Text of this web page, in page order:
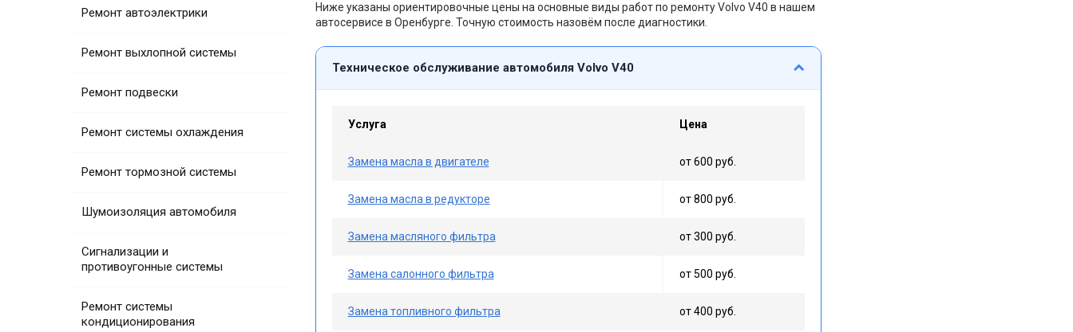
Ремонт автоэлектрики
Ремонт выхлопной системы
Ремонт подвески
Ремонт системы охлаждения
Ремонт тормозной системы
Шумоизоляция автомобиля
Сигнализации и
противоугонные системы
Ремонт системы
кондиционирования
Ниже указаны ориентировочные цены на основные виды работ по ремонту Volvo V40 в нашем
автосервисе в Оренбурге. Точную стоимость назовём после диагностики.
Техническое обслуживание автомобиля Volvo V40
Услуга Цена
Замена масла в двигателе от 600 руб.
Замена масла в редукторе от 800 руб.
Замена масляного фильтра от 300 руб.
Замена салонного фильтра от 500 руб.
Замена топливного фильтра от 400 руб.